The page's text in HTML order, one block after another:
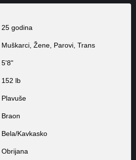
25 godina
Muškarci, Žene, Parovi, Trans
5'8"
152 lb
Plavuše
Braon
Bela/Kavkasko
Obrijana